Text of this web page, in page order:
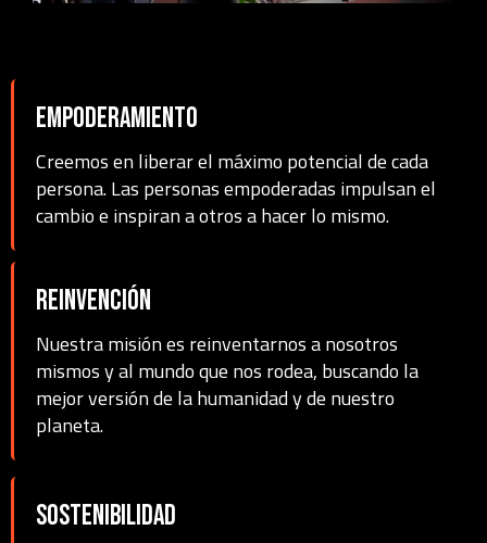
Empoderamiento
Creemos en liberar el máximo potencial de cada
persona. Las personas empoderadas impulsan el
cambio e inspiran a otros a hacer lo mismo.
Reinvención
Nuestra misión es reinventarnos a nosotros
mismos y al mundo que nos rodea, buscando la
mejor versión de la humanidad y de nuestro
planeta.
Sostenibilidad